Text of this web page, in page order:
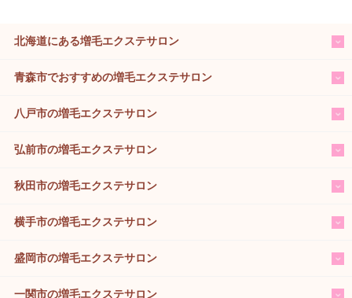
北海道にある増毛エクステサロン
青森市でおすすめの増毛エクステサロン
八戸市の増毛エクステサロン
弘前市の増毛エクステサロン
秋田市の増毛エクステサロン
横手市の増毛エクステサロン
盛岡市の増毛エクステサロン
一関市の増毛エクステサロン